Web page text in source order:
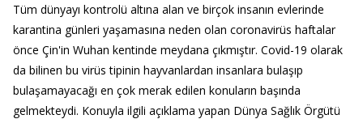
Tüm dünyayı kontrolü altına alan ve birçok insanın evlerinde
karantina günleri yaşamasına neden olan coronavirüs haftalar
önce Çin'in Wuhan kentinde meydana çıkmıştır. Covid-19 olarak
da bilinen bu virüs tipinin hayvanlardan insanlara bulaşıp
bulaşamayacağı en çok merak edilen konuların başında
gelmekteydi. Konuyla ilgili açıklama yapan Dünya Sağlık Örgütü